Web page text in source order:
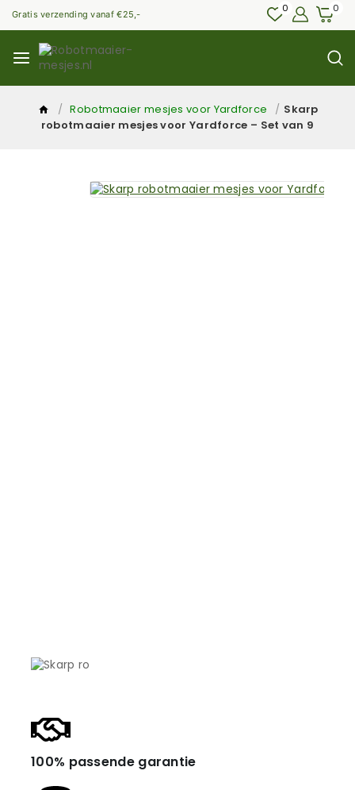
Gratis verzending vanaf €25,- 0 0
/ Robotmaaier mesjes voor Yardforce / Skarp
robotmaaier mesjes voor Yardforce – Set van 9
100% passende garantie